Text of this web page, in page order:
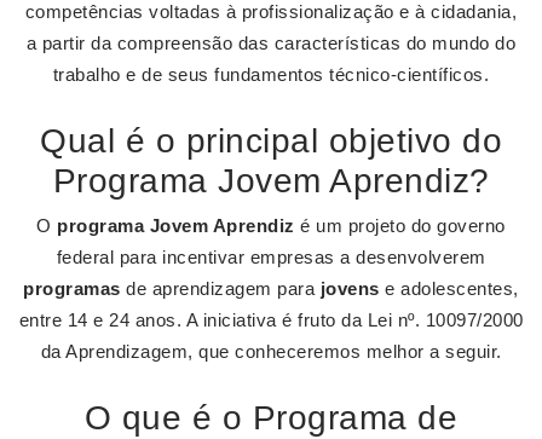
competências voltadas à profissionalização e à cidadania,
a partir da compreensão das características do mundo do
trabalho e de seus fundamentos técnico-científicos.
Qual é o principal objetivo do
Programa Jovem Aprendiz?
O programa Jovem Aprendiz é um projeto do governo
federal para incentivar empresas a desenvolverem
programas de aprendizagem para jovens e adolescentes,
entre 14 e 24 anos. A iniciativa é fruto da Lei nº. 10097/2000
da Aprendizagem, que conheceremos melhor a seguir.
O que é o Programa de